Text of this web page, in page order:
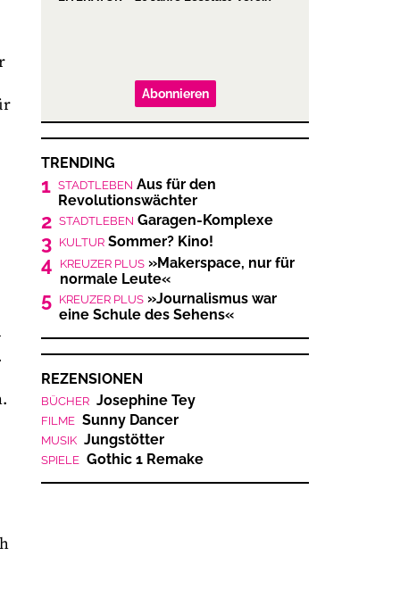
Abonnieren
TRENDING
1 STADTLEBEN Aus für den
Revolutionswächter
2 STADTLEBEN Garagen-Komplexe
3 KULTUR Sommer? Kino!
4 KREUZER PLUS »Makerspace, nur für
normale Leute«
5 KREUZER PLUS »Journalismus war
eine Schule des Sehens«
REZENSIONEN
BÜCHER Josephine Tey
FILME Sunny Dancer
MUSIK Jungstötter
SPIELE Gothic 1 Remake